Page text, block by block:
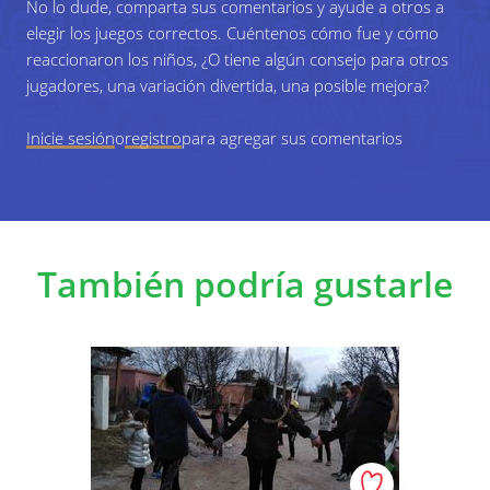
No lo dude, comparta sus comentarios y ayude a otros a
elegir los juegos correctos. Cuéntenos cómo fue y cómo
reaccionaron los niños, ¿O tiene algún consejo para otros
jugadores, una variación divertida, una posible mejora?
Inicie sesiónoregistropara agregar sus comentarios
También podría gustarle